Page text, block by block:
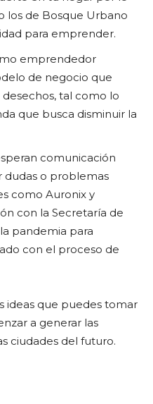
los de Bosque Urbano
para emprender.
emprendedor
de negocio que
tal como lo
que busca disminuir la
comunicación
dudas o problemas
como Auronix y
con la Secretaría de
pandemia para
con el proceso de
ideas que puedes tomar
a generar las
ciudades del futuro.